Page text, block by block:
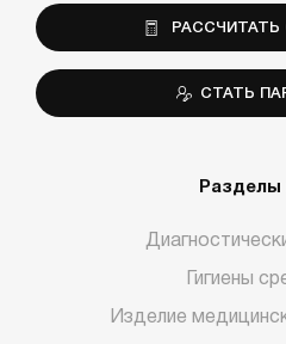
СТАТЬ
Гигиены
Изделие